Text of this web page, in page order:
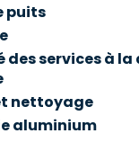
puits
des services à
nettoyage
aluminium